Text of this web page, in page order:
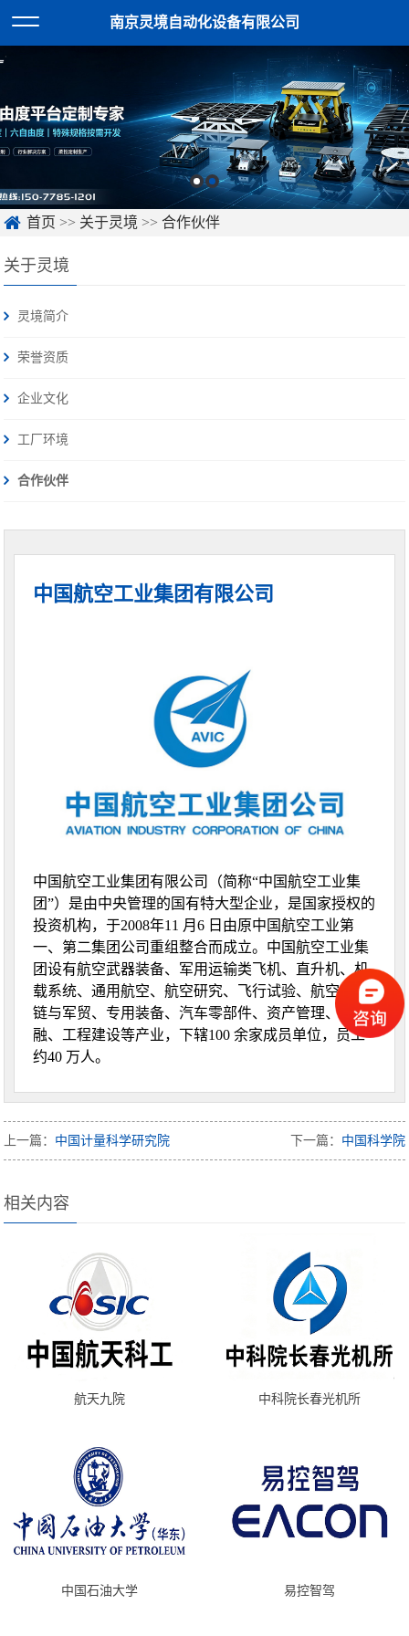
南京灵境自动化设备有限公司
首页 >> 关于灵境 >>合作伙伴
关于灵境
灵境简介
荣誉资质
企业文化
工厂环境
合作伙伴
中国航空工业集团有限公司
中国航空工业集团有限公司（简称“中国航空工业集
团”）是由中央管理的国有特大型企业，是国家授权的
投资机构，于2008年11 月6 日由原中国航空工业第
一、第二集团公司重组整合而成立。中国航空工业集
团设有航空武器装备、军用运输类飞机、直升机、机
载系统、通用航空、航空研究、飞行试验、航空供应
链与军贸、专用装备、汽车零部件、资产管理、金
融、工程建设等产业，下辖100 余家成员单位，员工
约40 万人。
上一篇： 中国计量科学研究院 下一篇： 中国科学院
相关内容
航天九院 中科院长春光机所
中国石油大学 易控智驾